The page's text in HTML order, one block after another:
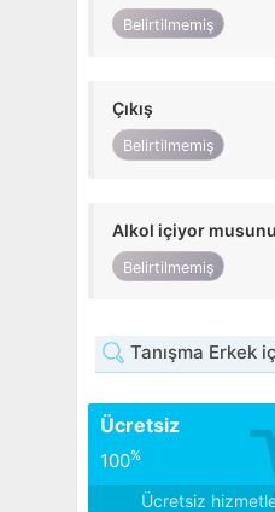
Belirtilmemiş
Çıkış
Belirtilmemiş
Alkol içiyor
Belirtilmemiş
Tanışma Erkek
Ücretsiz
100%
Ücretsiz